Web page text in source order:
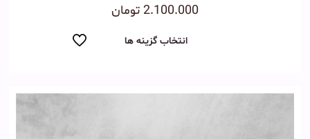
نمره
4.00
2.100.000 تومان
انتخاب گزینه ها